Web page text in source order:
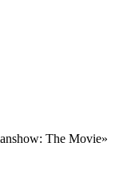
The Movie»